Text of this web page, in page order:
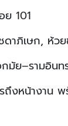
ย 101
ดาภิเษก, ห้ว
มัย–รามอินท
รถึงหน้างาน